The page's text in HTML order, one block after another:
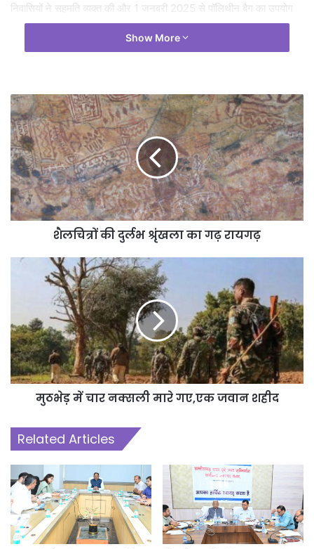
निवासियों ने सहमति व्यक्त की और 1 जनवरी 2025 से पॉलिथीन बैग का उपयोग
बंद करने का आश्वासन दिया।
सभी निवासियों ने पॉलिथीन बैग के बजाय कपड़े के सिले थैले का उपयोग करने की
(मिनी) अग्रवाल ने दी।
Show More
शैलचित्रों की दुर्लभ श्रृंखला का गढ़ रायगढ़
मुठभेड़ में चार नक्सली मारे गए,एक जवान शहीद
Related Articles